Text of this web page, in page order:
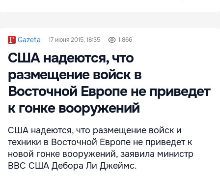
Gazeta 17 июня 2015, 18:35 1 866
США надеются, что
размещение войск в
Восточной Европе не приведет
к гонке вооружений
США надеются, что размещение войск и
техники в Восточной Европе не приведет к
новой гонке вооружений, заявила министр
ВВС США Дебора Ли Джеймс.